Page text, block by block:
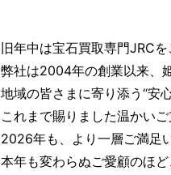
旧年中は宝石買取専門JRC
弊社は2004年の創業以来、
地域の皆さまに寄り添う“安
これまで賜りました温かい
2026年も、より一層ご満足
本年も変わらぬご愛顧のほ